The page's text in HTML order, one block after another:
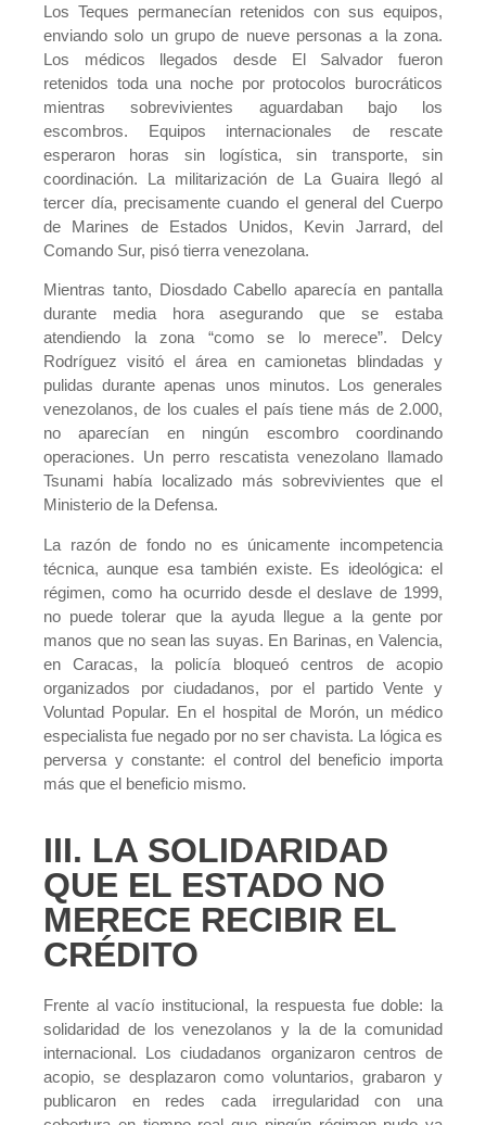
Los Teques permanecían retenidos con sus equipos,
enviando solo un grupo de nueve personas a la zona.
Los médicos llegados desde El Salvador fueron
retenidos toda una noche por protocolos burocráticos
mientras sobrevivientes aguardaban bajo los
escombros. Equipos internacionales de rescate
esperaron horas sin logística, sin transporte, sin
coordinación. La militarización de La Guaira llegó al
tercer día, precisamente cuando el general del Cuerpo
de Marines de Estados Unidos, Kevin Jarrard, del
Comando Sur, pisó tierra venezolana.
Mientras tanto, Diosdado Cabello aparecía en pantalla
durante media hora asegurando que se estaba
atendiendo la zona “como se lo merece”. Delcy
Rodríguez visitó el área en camionetas blindadas y
pulidas durante apenas unos minutos. Los generales
venezolanos, de los cuales el país tiene más de 2.000,
no aparecían en ningún escombro coordinando
operaciones. Un perro rescatista venezolano llamado
Tsunami había localizado más sobrevivientes que el
Ministerio de la Defensa.
La razón de fondo no es únicamente incompetencia
técnica, aunque esa también existe. Es ideológica: el
régimen, como ha ocurrido desde el deslave de 1999,
no puede tolerar que la ayuda llegue a la gente por
manos que no sean las suyas. En Barinas, en Valencia,
en Caracas, la policía bloqueó centros de acopio
organizados por ciudadanos, por el partido Vente y
Voluntad Popular. En el hospital de Morón, un médico
especialista fue negado por no ser chavista. La lógica es
perversa y constante: el control del beneficio importa
más que el beneficio mismo.
III. LA SOLIDARIDAD
QUE EL ESTADO NO
MERECE RECIBIR EL
CRÉDITO
Frente al vacío institucional, la respuesta fue doble: la
solidaridad de los venezolanos y la de la comunidad
internacional. Los ciudadanos organizaron centros de
acopio, se desplazaron como voluntarios, grabaron y
publicaron en redes cada irregularidad con una